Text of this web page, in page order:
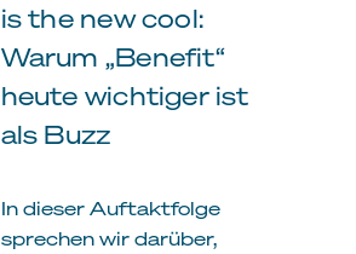
is the new cool:
Warum „Benefit“
heute wichtiger ist
als Buzz
In dieser Auftaktfolge
sprechen wir darüber,